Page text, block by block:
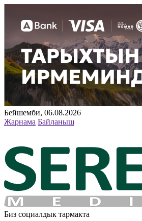
Бейшемби, 06.08.2026
Жарнама Байланыш
Биз социалдык тармакта